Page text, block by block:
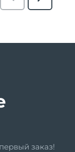
заказ!